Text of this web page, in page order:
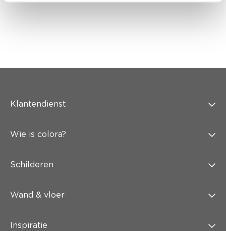
Klantendienst
Wie is colora?
Schilderen
Wand & vloer
Inspiratie